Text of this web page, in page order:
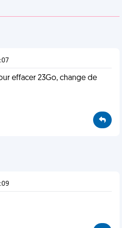
effacer 23Go, change de